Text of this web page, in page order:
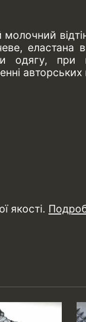
молочний
еластана
одягу, при
якості.